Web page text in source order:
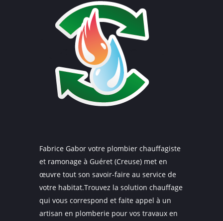
Fabrice Gabor votre plombier chauffagiste
et ramonage à Guéret (Creuse) met en
œuvre tout son savoir-faire au service de
votre habitat.Trouvez la solution chauffage
qui vous correspond et faite appel à un
artisan en plomberie pour vos travaux en